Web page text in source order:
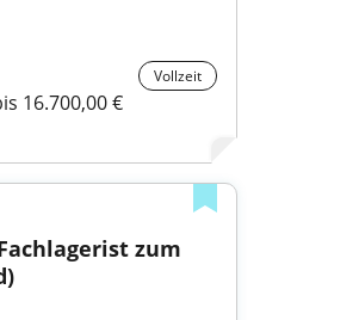
Vollzeit
16.700,00 €
zum